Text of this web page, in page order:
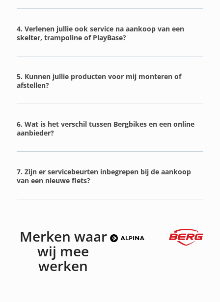
4. Verlenen jullie ook service na aankoop van een
skelter, trampoline of PlayBase?
5. Kunnen jullie producten voor mij monteren of
afstellen?
6. Wat is het verschil tussen Bergbikes en een online
aanbieder?
7. Zijn er servicebeurten inbegrepen bij de aankoop
van een nieuwe fiets?
Merken waar
wij mee
werken